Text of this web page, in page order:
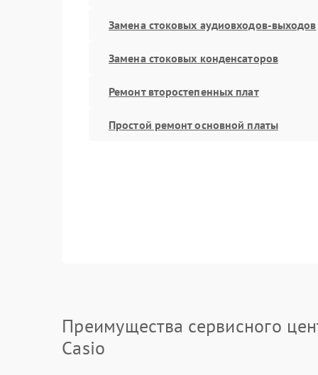
Замена стоковых аудиовходов-выходов
Замена стоковых конденсаторов
Ремонт второстепенных плат
Простой ремонт основной платы
Преимущества сервисного
Casio